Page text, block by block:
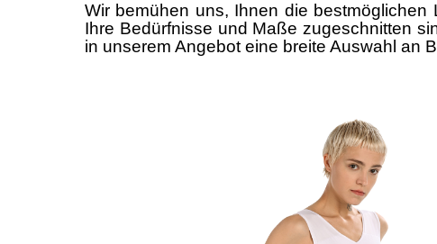
Wir bemühen uns, Ihnen die
Ihre Bedürfnisse und Maße zugeschnitten
in unserem Angebot eine breite Auswahl an